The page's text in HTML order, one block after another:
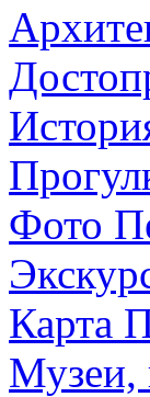
Фото
Карта
Музеи,